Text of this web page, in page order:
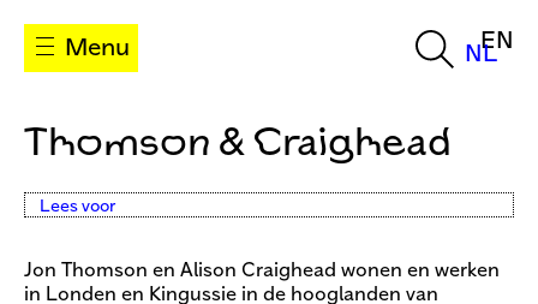
Menu NL
EN
Thomson & Craighead
Lees voor
Jon Thomson en Alison Craighead wonen en werken
in Londen en Kingussie in de hooglanden van